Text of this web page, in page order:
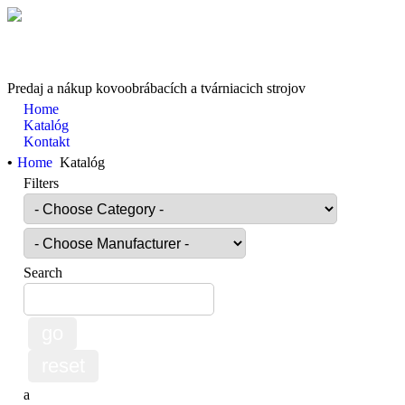
Predaj a nákup kovoobrábacích a tvárniacich strojov
Home
Katalóg
Kontakt
• Home Katalóg
Filters
Search
a